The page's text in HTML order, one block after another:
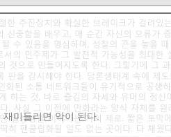
미들리면 악이 된다.